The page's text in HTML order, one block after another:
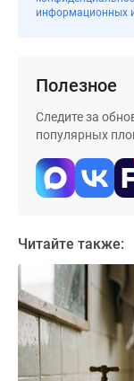
застройщиком
Москве
Программа
реновации
Москве
премиум-
класса
Новостройки
бизнес-
класса
Рассрочка
Траншевая
информационных
Полезное
Следите за
популярных
Читайте также: